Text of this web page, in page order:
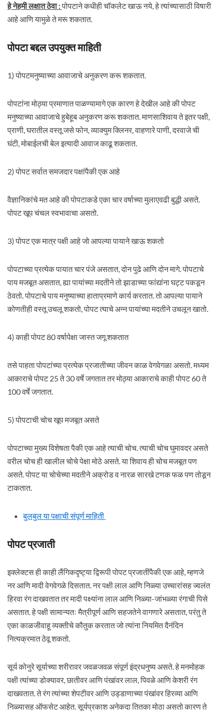
हे नेहमी लक्षात ठेवा:पोपटाने कधीही चॉकलेट खाऊ नये, हे त्यांच्यासाठी विषारी
आहे आणि यामुळे ते मरू शकतात.
पोपटा बद्दल उपयुक्त माहिती
1) पोपटमनुष्याच्या आवाजाचे अनुकरण करू शकतात.
पोपटांना मोठ्या प्रमाणात पाळण्यामागे एक कारण हे देखील आहे की पोपट
मनुष्याच्या आवाजाचे हुबेहूब अनुकरण करू शकतात. माणसाशिवाय ते इतर पक्षी,
प्राणी, घरातील वस्तू जसे फोन, व्याक्युम क्लिनर, वाहणारे पाणी, दरवाजे ची
घंटी, मोबाईलची बेल इत्यादी आवाज काढू शकतात.
2) पोपट सर्वात समजदार पक्षांपैकी एक आहे
वैज्ञानिकांचे मत आहे की पोपटाकडे एका चार वर्षाच्या मुलाएवढी बुद्धी असते.
पोपट खूप चंचल स्वभावाचा असतो.
3) पोपट एक मात्र पक्षी आहे जो आपल्या पायाने खाऊ शकतो
पोपटाच्या प्रत्येक पायात चार पंजे असतात, दोन पुढे आणि दोन मागे. पोपटाचे
पाय मजबूत असतात, ह्या पायांच्या मदतीने तो झाडाच्या फांद्यांना घट्ट पकडून
ठेवतो. पोपटाचे पाय मनुष्याच्या हाताप्रमाणे कार्य करतात. तो आपल्या पायाने
कोणतीही वस्तू उचलू शकतो, पोपट त्याचे अन्न पायांच्या मदतीने उचलून खातो.
4) काही पोपट 80 वर्षापेक्षा जास्त जगू शकतात
तसे पाहता पोपटांच्या प्रत्येक प्रजातीच्या जीवन काळ वेगवेगळा असतो. मध्यम
आकाराचे पोपट 25 ते 30 वर्षे जगतात तर मोठ्या आकाराचे काही पोपट 60 ते
100 वर्षे जगतात.
5) पोपटाची चोच खूप मजबूत असते
पोपटाच्या मुख्य विशेषता पैकी एक आहे त्याची चोच. त्याची चोच घुमावदर असते
वरील चोच ही खालील चोचे पेक्षा मोठे असते. या शिवाय ही चोच मजबूत पण
असते. पोपट या चोचेच्या मदतीने अक्रोड व नारळ सारखे टणक फळ पण तोडून
टाकतात.
बुलबुल या पक्षाची संपूर्ण माहिती
पोपट प्रजाती
इक्लेक्टस ही काही लैंगिकदृष्ट्या द्विरूपी पोपट प्रजातींपैकी एक आहे, म्हणजे
नर आणि मादी वेगवेगळे दिसतात. नर पक्षी लाल आणि निळ्या उच्चारांसह ज्वलंत
हिरवा रंग दाखवतात तर मादी पक्ष्यांना लाल आणि निळ्या-जांभळ्या रंगाची पिसे
असतात. हे पक्षी सामान्यतः मैत्रीपूर्ण आणि सहजतेने वागणारे असतात, परंतु ते
एका काळजीवाहू व्यक्तीचे कौतुक करतात जो त्यांना नियमित दैनंदिन
नित्यक्रमात ठेवू शकतो.
सूर्य कोनुरे सूर्याच्या शरीरावर जवळजवळ संपूर्ण इंद्रधनुष्य असते. हे मनमोहक
पक्षी त्यांच्या डोक्यावर, छातीवर आणि पंखांवर लाल, पिवळे आणि केशरी रंग
दाखवतात. ते रंग त्यांच्या शेपटीवर आणि उड्डाणाच्या पंखांवर हिरव्या आणि
निळ्यासह ऑफसेट आहेत. सूर्यप्रकाश अनेकदा तितका मोठा असतो कारण ते